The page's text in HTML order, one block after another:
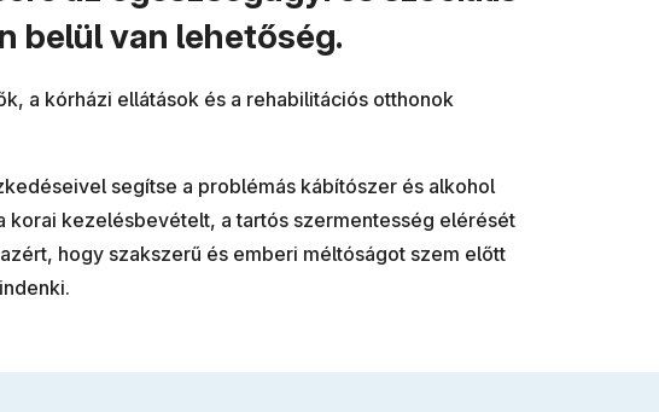
belül van lehetőség.
a kórházi ellátások és a rehabilitációs otthonok
segítse a problémás kábítószer és alkohol
korai kezelésbevételt, a tartós szermentesség elérését
hogy szakszerű és emberi méltóságot szem előtt